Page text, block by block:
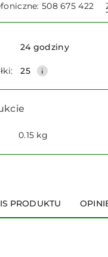
508 675 422
24 godziny
25
0.15 kg
PRODUKTU